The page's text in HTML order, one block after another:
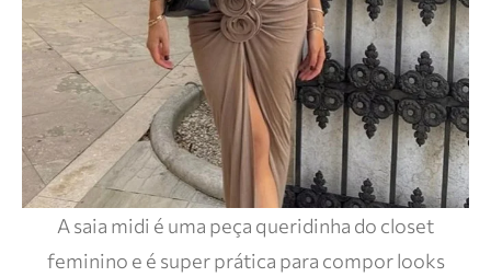
A saia midi é uma peça queridinha do closet
feminino e é super prática para compor looks